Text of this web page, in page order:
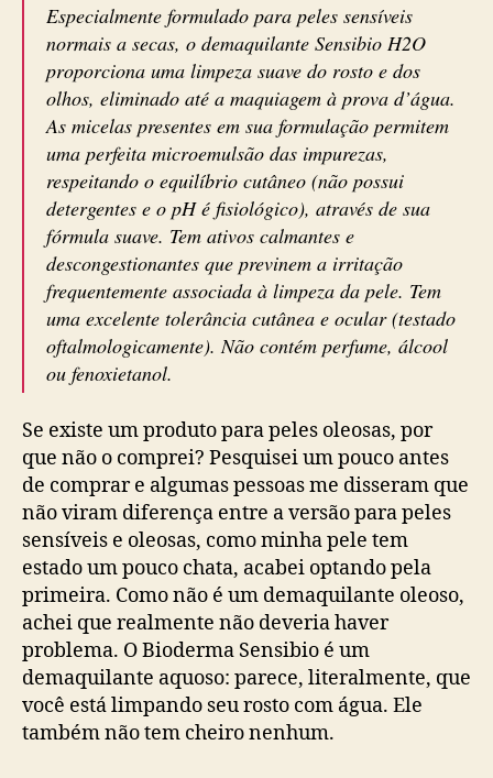
Especialmente formulado para peles sensíveis
normais a secas, o demaquilante Sensibio H2O
proporciona uma limpeza suave do rosto e dos
olhos, eliminado até a maquiagem à prova d’água.
As micelas presentes em sua formulação permitem
uma perfeita microemulsão das impurezas,
respeitando o equilíbrio cutâneo (não possui
detergentes e o pH é fisiológico), através de sua
fórmula suave. Tem ativos calmantes e
descongestionantes que previnem a irritação
frequentemente associada à limpeza da pele. Tem
uma excelente tolerância cutânea e ocular (testado
oftalmologicamente). Não contém perfume, álcool
ou fenoxietanol.
Se existe um produto para peles oleosas, por
que não o comprei? Pesquisei um pouco antes
de comprar e algumas pessoas me disseram que
não viram diferença entre a versão para peles
sensíveis e oleosas, como minha pele tem
estado um pouco chata, acabei optando pela
primeira. Como não é um demaquilante oleoso,
achei que realmente não deveria haver
problema. O Bioderma Sensibio é um
demaquilante aquoso: parece, literalmente, que
você está limpando seu rosto com água. Ele
também não tem cheiro nenhum.